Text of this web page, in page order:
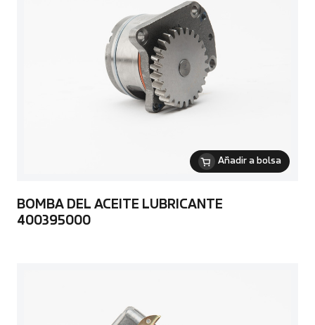
Añadir a bolsa
BOMBA DEL ACEITE LUBRICANTE
400395000